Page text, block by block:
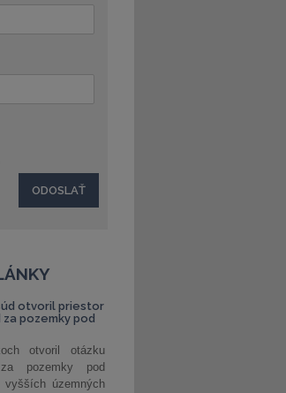
otvoril priestor
pozemky pod
otvoril otázku
za pozemky pod
územných